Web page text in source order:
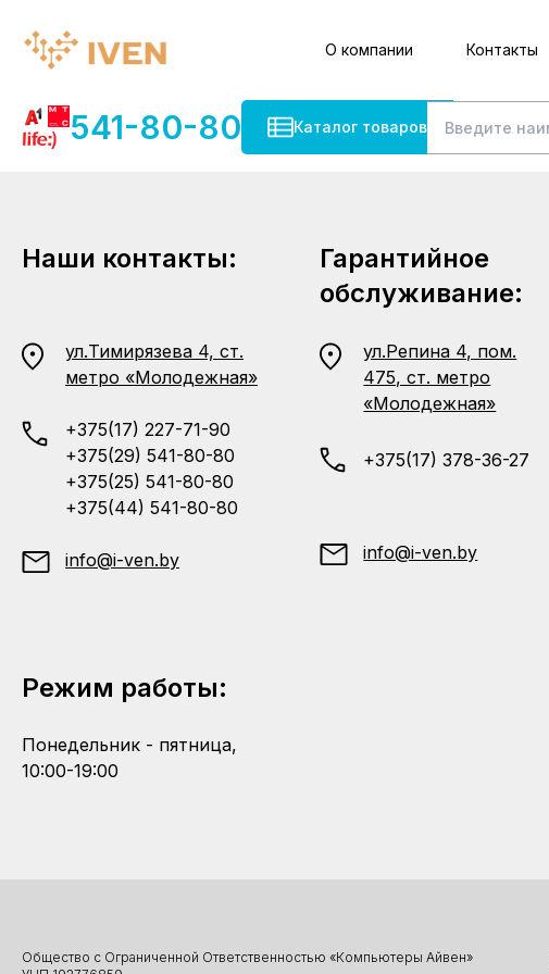
О компании Контакты
541-80-80 Каталог товаров
Наши контакты:
ул.Тимирязева 4, ст.
метро «Молодежная»
+375(17) 227-71-90
+375(29) 541-80-80
+375(25) 541-80-80
+375(44) 541-80-80
info@i-ven.by
Гарантийное
обслуживание:
ул.Репина 4, пом.
475, ст. метро
«Молодежная»
+375(17) 378-36-27
info@i-ven.by
Режим работы:
Понедельник - пятница,
10:00-19:00
Общество с Ограниченной Ответственностью «Компьютеры Айвен»